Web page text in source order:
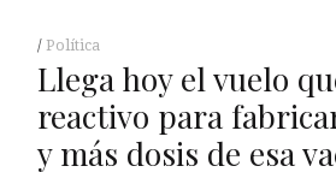
Política
Llega hoy el vuelo
reactivo para
y más dosis de esa